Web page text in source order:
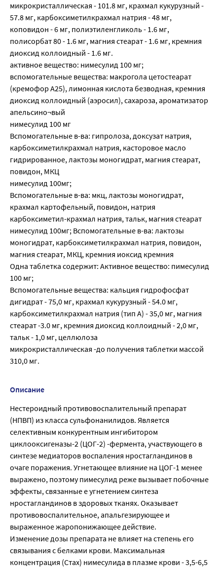
микрокристаллическая - 101.8 мг, крахмал кукурузный -
57.8 мг, карбоксиметилкрахмал натрия - 48 мг,
коповидон - 6 мг, полиэтиленгликоль - 1.6 мг,
полисорбат 80 - 1.6 мг, магния стеарат - 1.6 мг, кремния
диоксид коллоидный - 1.6 мг.
активное вещество: нимесулид 100 мг;
вспомогательные вещества: макрогола цетостеарат
(кремофор А25), лимонная кислота безводная, кремния
диоксид коллоидный (аэросил), сахароза, ароматизатор
апельсино¬вый
нимесулид 100 мг
Вспомогательные в-ва: гипролоза, доксузат натрия,
карбоксиметилкрахмал натрия, касторовое масло
гидрированное, лактозы моногидрат, магния стеарат,
повидон, МКЦ
нимесулид 100мг;
Вспомогательные в-ва: мкц, лактозы моногидрат,
крахмал картофельный, повидон, натрия
карбоксиметил-крахмал натрия, тальк, магния стеарат
нимесулид 100мг; Вспомогательные в-ва: лактозы
моногидрат, карбоксиметилкрахмал натрия, повидон,
магния стеарат, МКЦ, кремния иоксид кремния
Одна таблетка содержит: Активное вещество: пимесулид
100 мг;
Вспомогательные вещества: кальция гидрофосфат
дигидрат - 75,0 мг, крахмал кукурузный - 54.0 мг,
карбоксиметилкрахмал натрия (тип А) - 35,0 мг, магния
стеарат -3.0 мг, кремния диоксид коллоидный - 2,0 мг,
тальк - 1,0 мг, целлюлоза
микрокристаллическая -до получения таблетки массой
310,0 мг.
Описание
Нестероидный противовоспалительный препарат
(НПВП) из класса сульфонанилидов. Является
селективным конкурентным ингибитором
циклооксигеназы-2 (ЦОГ-2) -фермента, участвующего в
синтезе медиаторов воспаления нростагландинов в
очаге поражения. Угнетающее влияние на ЦОГ-1 менее
выражено, поэтому пимесулид реже вызывает побочные
эффекты, связанные е угнетением синтеза
нростагландинов в здоровых тканях. Оказывает
противовоспалительное, апальгезирующее и
выраженное жаропонижающее действие.
Изменение дозы препарата не влияет на степень его
связывания с белками крови. Максимальная
концентрация (Стах) нимесулида в плазме крови - 3,5-6,5